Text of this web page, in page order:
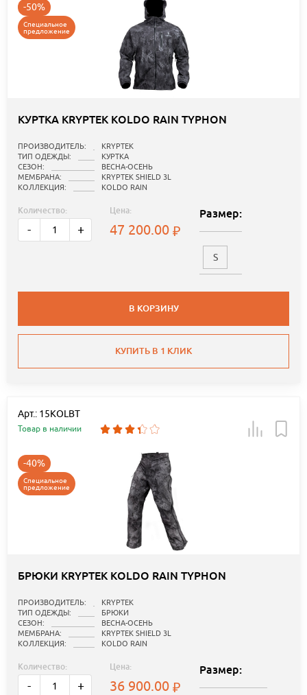
-50%
Специальное
предложение
КУРТКА KRYPTEK KOLDO RAIN TYPHON
ПРОИЗВОДИТЕЛЬ:
KRYPTEK
ТИП ОДЕЖДЫ:
КУРТКА
СЕЗОН:
ВЕСНА-ОСЕНЬ
МЕМБРАНА:
KRYPTEK SHIELD 3L
КОЛЛЕКЦИЯ:
KOLDO RAIN
Количество:
- +
Цена:
47 200.00
Размер:
S
В КОРЗИНУ
КУПИТЬ В 1 КЛИК
Арт.: 15KOLBT
Товар в наличии
-40%
Специальное
предложение
БРЮКИ KRYPTEK KOLDO RAIN TYPHON
ПРОИЗВОДИТЕЛЬ:
KRYPTEK
ТИП ОДЕЖДЫ:
БРЮКИ
СЕЗОН:
ВЕСНА-ОСЕНЬ
МЕМБРАНА:
KRYPTEK SHIELD 3L
КОЛЛЕКЦИЯ:
KOLDO RAIN
Количество:
- +
Цена:
36 900.00
Размер: